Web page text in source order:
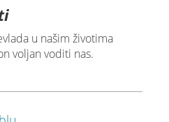
u našim životima
voljan voditi nas.